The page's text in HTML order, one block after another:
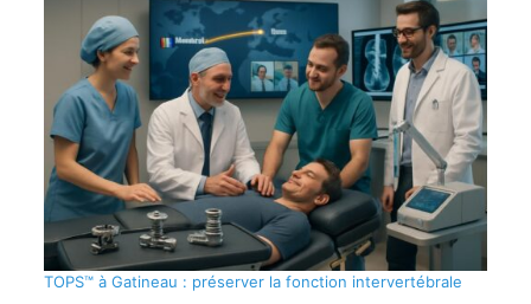
TOPS™ à Gatineau : préserver la fonction intervertébrale